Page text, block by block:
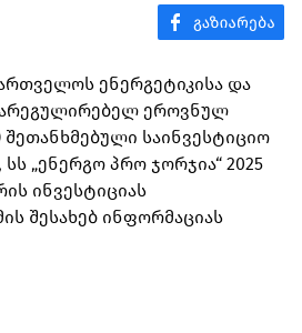
ენერგეტიკისა და
ეროვნულ
შეთანხმებული საინვესტიციო
სს „ენერგო პრო ჯორჯია“ 2025
ინვესტიციას
შესახებ ინფორმაციას